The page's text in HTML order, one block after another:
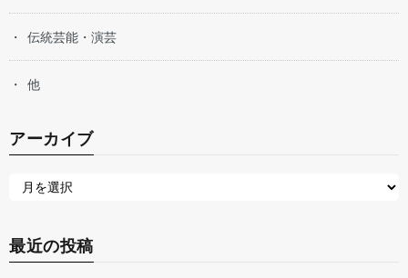
伝統芸能・演芸
他
アーカイブ
最近の投稿